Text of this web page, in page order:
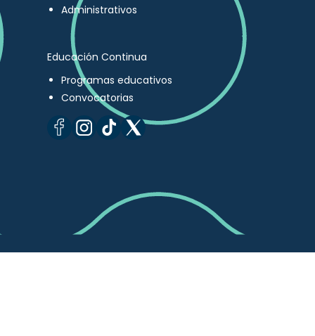
Administrativos
Educación Continua
Programas educativos
Convocatorias